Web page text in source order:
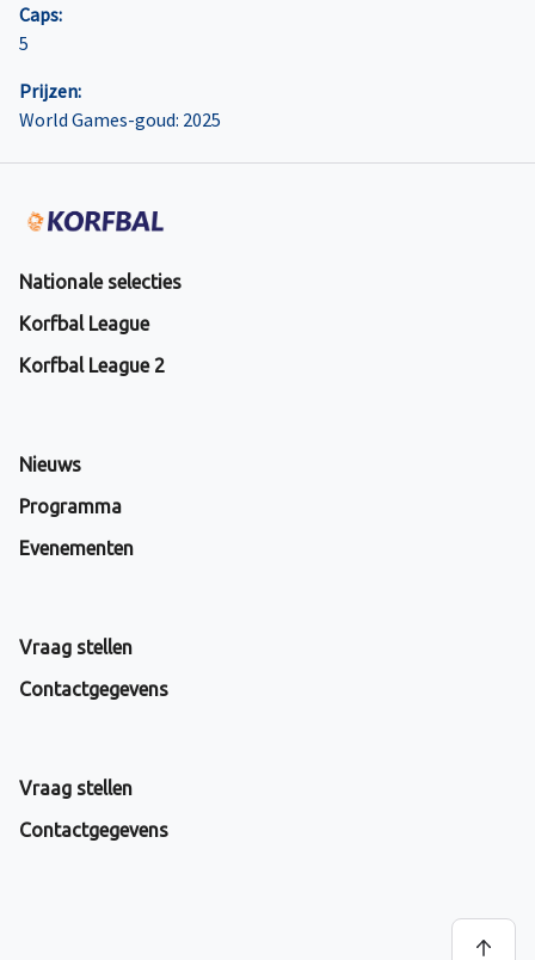
Caps:
5
Prijzen:
World Games-goud: 2025
Nationale selecties
Korfbal League
Korfbal League 2
Nieuws
Programma
Evenementen
Vraag stellen
Contactgegevens
Vraag stellen
Contactgegevens